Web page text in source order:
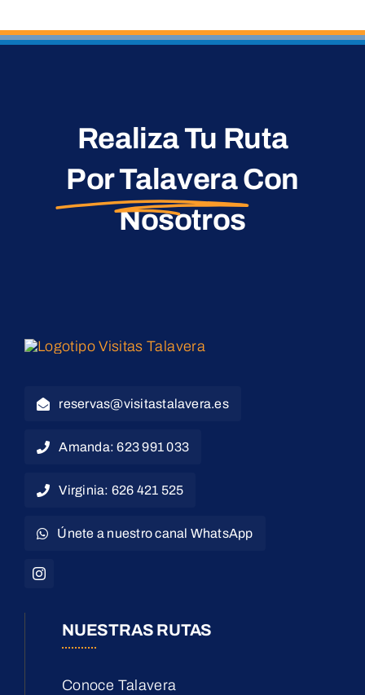
Realiza Tu Ruta
Por TalaveraCon
Nosotros
reservas@visitastalavera.es
Amanda: 623 991 033
Virginia: 626 421 525
Únete a nuestro canal WhatsApp
NUESTRAS RUTAS
Conoce Talavera